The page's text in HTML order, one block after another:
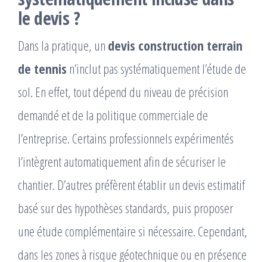
le devis ?
Dans la pratique, un devis construction terrain
de tennis n’inclut pas systématiquement l’étude de
sol. En effet, tout dépend du niveau de précision
demandé et de la politique commerciale de
l’entreprise. Certains professionnels expérimentés
l’intègrent automatiquement afin de sécuriser le
chantier. D’autres préfèrent établir un devis estimatif
basé sur des hypothèses standards, puis proposer
une étude complémentaire si nécessaire. Cependant,
dans les zones à risque géotechnique ou en présence